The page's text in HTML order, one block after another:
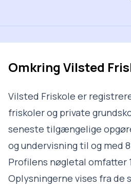
Omkring Vilsted
Vilsted Friskole er
friskoler og private
seneste tilgængelige
og undervisning til og med
Profilens nøgletal omfatter
Oplysningerne vises fra de